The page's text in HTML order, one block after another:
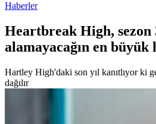
Haberler
Heartbreak High,
alamayacağın en büyük
Hartley High'daki son yıl kanıtlıyor ki
dağılır